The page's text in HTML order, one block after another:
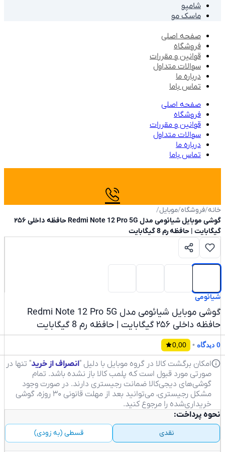
شامپو
ماسک مو
صفحه اصلی
فروشگاه
قوانین و مقررات
سوالات متداول
درباره ما
تماس باما
صفحه اصلی
فروشگاه
قوانین و مقررات
سوالات متداول
درباره ما
تماس باما
/فروشگاه/موبایل/
گوشی موبایل شیائومی مدل Redmi Note 12 Pro 5G حافظه داخلی ۲۵۶
| حافظه رم 8 گیگابایت
گوشی موبایل شیائومی مدل Redmi Note 12 Pro 5G
۲۵۶ گیگابایت | حافظه رم 8 گیگابایت
•
0,00
برگشت کالا در گروه موبایل با دلیل "انصراف از خرید" تنها در
مورد قبول است که پلمب کالا باز نشده باشد. تمام
دیجی‌کالا ضمانت رجیستری دارند. در صورت وجود
مشکل رجیستری، می‌توانید بعد از مهلت قانونی ۳۰ روزه، گوشی
را مرجوع کنید.
به سبد خرید اضافه شد
توقف سفارش‌گیری
پرداخت:
قسطی (به زودی)